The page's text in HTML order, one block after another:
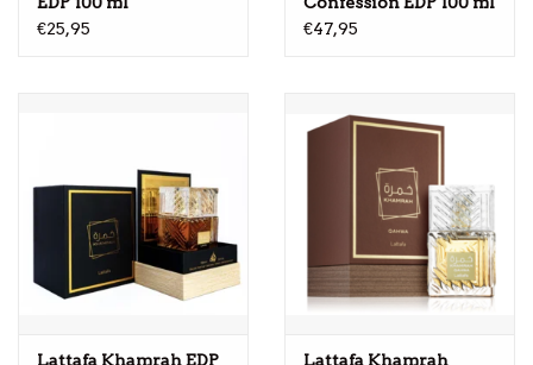
€25,95
€47,95
Lattafa Khamrah EDP
Lattafa Khamrah